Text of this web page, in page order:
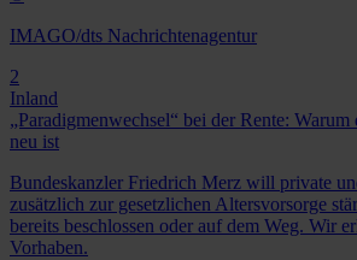
IMAGO/dts Nachrichtenagentur
2
Inland
„Paradigmenwechsel“ bei der Rente:
neu ist
Bundeskanzler Friedrich Merz will private
zusätzlich zur gesetzlichen Altersvorsorge
bereits beschlossen oder auf dem Weg. Wir
Vorhaben.